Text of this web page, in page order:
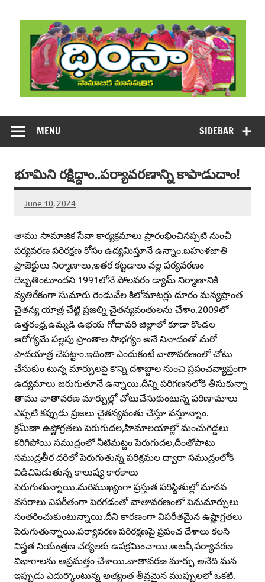
content
DHIMSA
SIDEBAR
MENU
భూమిని రక్షిద్దాం..పర్యావరణాన్ని కాపాడుదాం!
June 10, 2024
తాము సామాజిక సేవా కార్యక్రమాలు ప్రారంభించినప్పటి నుంచీ
పర్యవరణ పరిరక్షణ కోసం ఉద్యమిస్తూనే ఉన్నాం.బహుళజాతి
ప్రాజెక్టులు నిర్మాణాలు,ఇతర కట్టడాలు వల్ల పర్యవరణం
దెబ్బతింటూందని 1991లోనే పోలవరం డ్యామ్‌ నిర్మాణానికి
వ్యతిరేకంగా సుమారు రెండువేల కిలోమాటర్లు దూరం మన్యప్రాంత
చైతన్య యాత్ర చేట్టి ప్రజల్ని చైతన్యవంతులను చేశాం.2009లో
ఉత్తరంధ్ర,ఉమ్మడి ఉభయ గోదావరి జిల్లాలో కూడా కొండల
ఆరోగ్యమే పల్లపు ప్రాంతాల సౌభగ్యం అనే నినాదంతో మరో
పాదయాత్ర చేపట్టాం.ఇదింతా ఎందుకంటే వాతావరణంలో చోటు
చేసుకుం టున్న మార్పులపై కొన్ని దశాబ్దాల నుంచి ప్రపంచవ్యాప్తంగా
ఉద్యమాలు జరుగుతూనే ఉన్నాయి.దీన్ని పరిగణనలోకి తీసుకున్నా
తాము వాతావరణ మార్పుల్లో చోటుచేసుకుంటున్న పరిణామాలు
ఎప్పటి కప్పుడు ప్రజలు చైతన్యవంతు చేస్తూ వస్తూన్నాం.
క్రమీణా ఉష్ణోగ్రతలు పెరుగుదల,హిమాలయాల్లో మంచుగెడ్డలు
కరిగిపోయి సముద్రంలో నీటిమట్టం పెరుగుదల,దీంతోపాటు
సముద్రతీర దరిలో పెరుగుతున్న పరిశ్రమల ద్వారా సముద్రంలోకి
విడిచిపెడుతున్న కాలుష్య కారకాలు
పెరుగుతున్నాయి.మరిముఖ్యంగా ప్రస్తుత పరిస్థితుల్లో మానవ
వసరాలు విపరీతంగా పెరగడంతో వాతావరణంలో పెనుమార్పులు
సంతరించుకుంటున్నాయి.దీని కారణంగా విపరీతమైన ఉష్ణాగ్రతలు
పెరుగుతున్నాయి.పర్యావరణ పరిరక్షణపై ప్రపంచ దేశాలు కలసి
విస్త్రత నియంత్రణ చర్యలకు ఉపక్రమించాయి.అటవీ,పర్యావరణ
విభాగాలను అప్రమత్తం చేశాయి.వాతావరణ మార్పు అనేది మన
ఇప్పుడు ఎదుర్కొంటున్న అత్యంత తీవ్రమైన ముప్పులలో ఒకటి.